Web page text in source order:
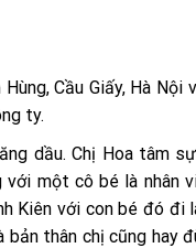
Cầu Giấy, Hà Nội
ty.
dầu. Chị Hoa tâm
với một cô bé là nhân
Kiên với con bé đó đi
bản thân chị cũng hay